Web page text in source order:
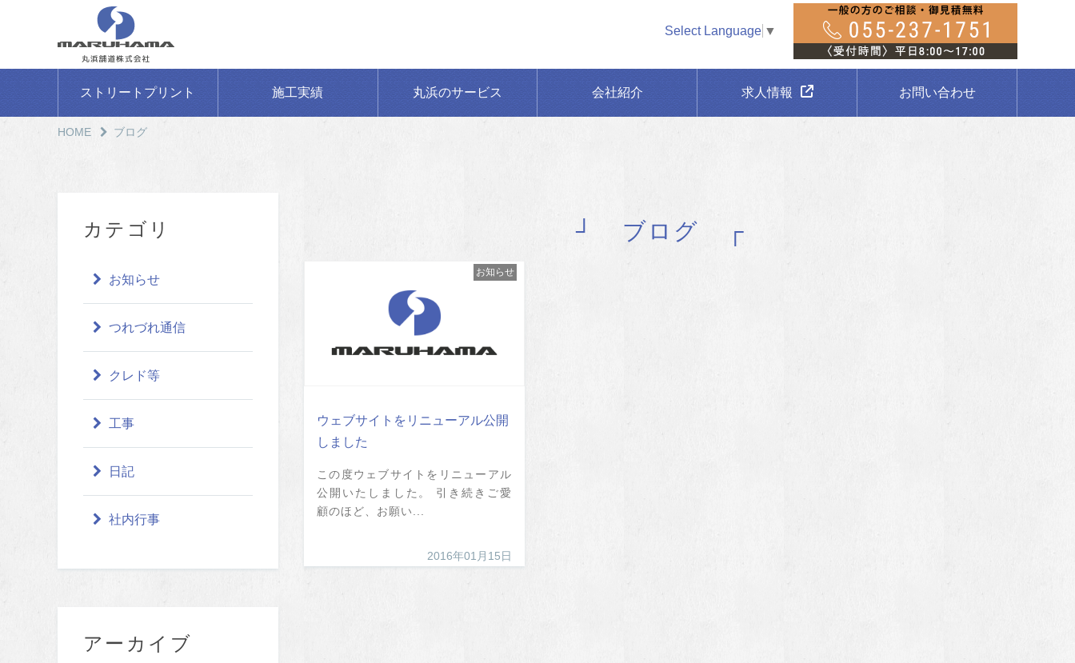
Select Language ▼
ストリートプリント 施工実績 丸浜のサービス 会社紹介 求人情報 お問い合わせ
HOME ブログ
ブログ
ウェブサイトをリニューアル公開
しました
お知らせ
この度ウェブサイトをリニューアル
公開いたしました。 引き続きご愛
顧のほど、お願い...
2016年01月15日
カテゴリ
お知らせ
つれづれ通信
クレド等
工事
日記
社内行事
アーカイブ